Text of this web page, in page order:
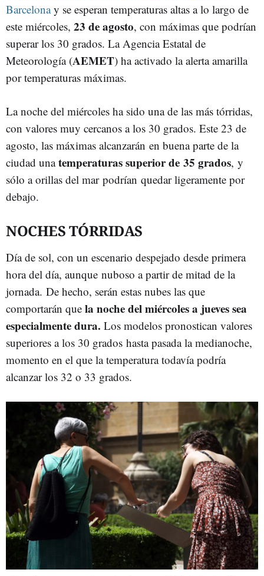
Barcelonay se esperan temperaturas altas a lo largo de
este miércoles, 23 de agosto, con máximas que podrían
superar los 30 grados. La Agencia Estatal de
Meteorología (AEMET) ha activado la alerta amarilla
por temperaturas máximas.
La noche del miércoles ha sido una de las más tórridas,
con valores muy cercanos a los 30 grados. Este 23 de
agosto, las máximas alcanzarán en buena parte de la
ciudad unatemperaturassuperior de 35 grados, y
sólo a orillas del mar podrían quedar ligeramente por
debajo.
NOCHES TÓRRIDAS
Día de sol, con un escenario despejado desde primera
hora del día, aunque nuboso a partir de mitad de la
jornada. De hecho, serán estas nubes las que
comportarán que la noche del miércoles a jueves sea
especialmente dura. Los modelos pronostican valores
superiores a los 30 grados hasta pasada la medianoche,
momento en el que la temperatura todavía podría
alcanzar los 32 o 33 grados.